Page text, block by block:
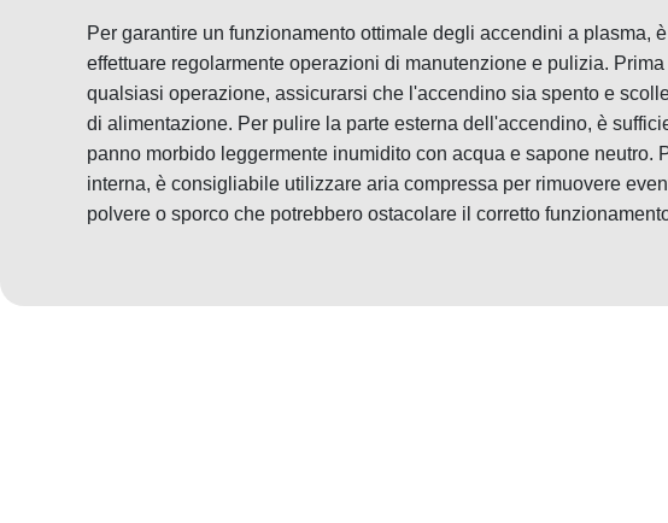
Per garantire un funzionamento ottimale degli accendini a plasma,
effettuare regolarmente operazioni di manutenzione e pulizia.
qualsiasi operazione, assicurarsi che l'accendino sia spento e
di alimentazione. Per pulire la parte esterna dell'accendino, è
panno morbido leggermente inumidito con acqua e sapone neutro.
interna, è consigliabile utilizzare aria compressa per rimuovere
polvere o sporco che potrebbero ostacolare il corretto